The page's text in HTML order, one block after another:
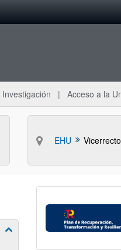
Investigación Acceso a la
EHU
Mostrar/ocultar subpáginas